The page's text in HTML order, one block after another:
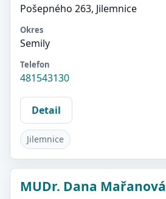
Pošepného 263, Jilemnice
Okres
Semily
Telefon
481543130
Detail
Jilemnice
MUDr. Dana Mařanová